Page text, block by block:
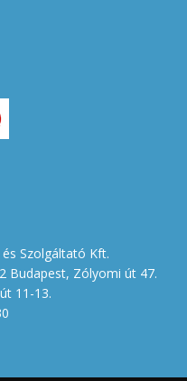
Szolgáltató Kft.
Budapest, Zólyomi út 47.
11-13.